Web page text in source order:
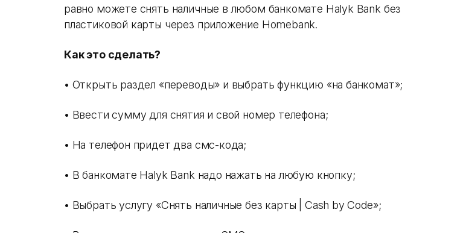
равно можете снять наличные в любом банкомате Halyk Bank без
пластиковой карты через приложение Homebank.
Как это сделать?
• Открыть раздел «переводы» и выбрать функцию «на банкомат»;
• Ввести сумму для снятия и свой номер телефона;
• На телефон придет два смс-кода;
• В банкомате Halyk Bank надо нажать на любую кнопку;
• Выбрать услугу «Снять наличные без карты | Cash by Code»;